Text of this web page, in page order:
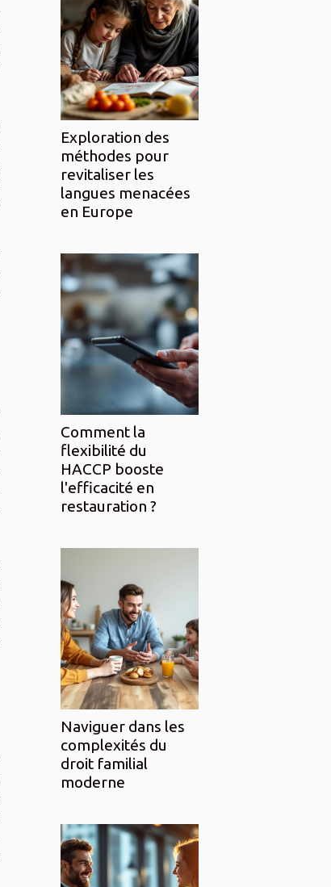
Exploration des
méthodes pour
revitaliser les
langues menacées
en Europe
Comment la
flexibilité du
HACCP booste
l'efficacité en
restauration ?
Naviguer dans les
complexités du
droit familial
moderne